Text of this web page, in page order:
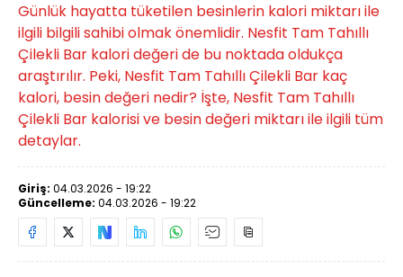
Günlük hayatta tüketilen besinlerin kalori miktarı ile
ilgili bilgili sahibi olmak önemlidir. Nesfit Tam Tahıllı
Çilekli Bar kalori değeri de bu noktada oldukça
araştırılır. Peki, Nesfit Tam Tahıllı Çilekli Bar kaç
kalori, besin değeri nedir? İşte, Nesfit Tam Tahıllı
Çilekli Bar kalorisi ve besin değeri miktarı ile ilgili tüm
detaylar.
Giriş: 04.03.2026 - 19:22
Güncelleme: 04.03.2026 - 19:22